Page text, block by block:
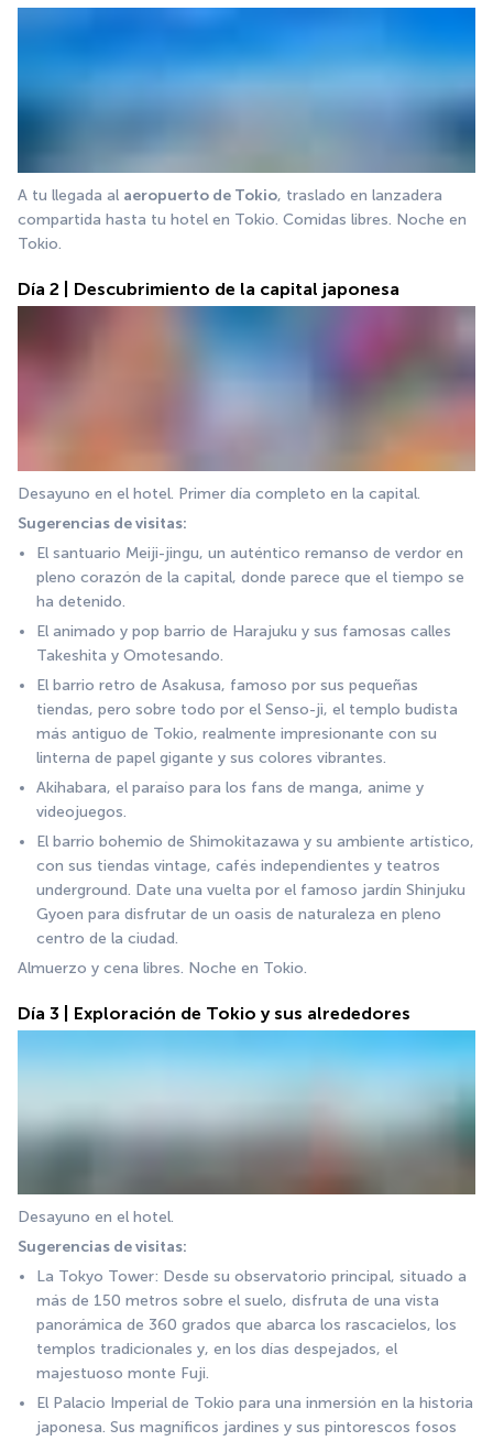
A tu llegada al aeropuerto de Tokio, traslado en lanzadera
compartida hasta tu hotel en Tokio. Comidas libres. Noche en
Tokio.
Día 2 | Descubrimiento de la capital japonesa
Desayuno en el hotel. Primer día completo en la capital.
Sugerencias de visitas:
El santuario Meiji-jingu, un auténtico remanso de verdor en
pleno corazón de la capital, donde parece que el tiempo se
ha detenido.
El animado y pop barrio de Harajuku y sus famosas calles
Takeshita y Omotesando.
El barrio retro de Asakusa, famoso por sus pequeñas
tiendas, pero sobre todo por el Senso-ji, el templo budista
más antiguo de Tokio, realmente impresionante con su
linterna de papel gigante y sus colores vibrantes.
Akihabara, el paraíso para los fans de manga, anime y
videojuegos.
El barrio bohemio de Shimokitazawa y su ambiente artístico,
con sus tiendas vintage, cafés independientes y teatros
underground. Date una vuelta por el famoso jardín Shinjuku
Gyoen para disfrutar de un oasis de naturaleza en pleno
centro de la ciudad.
Almuerzo y cena libres. Noche en Tokio.
Día 3 | Exploración de Tokio y sus alrededores
Desayuno en el hotel.
Sugerencias de visitas:
La Tokyo Tower: Desde su observatorio principal, situado a
más de 150 metros sobre el suelo, disfruta de una vista
panorámica de 360 grados que abarca los rascacielos, los
templos tradicionales y, en los días despejados, el
majestuoso monte Fuji.
El Palacio Imperial de Tokio para una inmersión en la historia
japonesa. Sus magníficos jardines y sus pintorescos fosos